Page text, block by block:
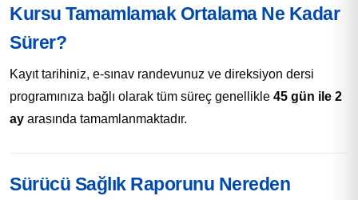
Kursu Tamamlamak Ortalama Ne Kadar
Sürer?
Kayıt tarihiniz, e-sınav randevunuz ve direksiyon dersi
programınıza bağlı olarak tüm süreç genellikle 45 gün ile 2
ay arasında tamamlanmaktadır.
Sürücü Sağlık Raporunu Nereden